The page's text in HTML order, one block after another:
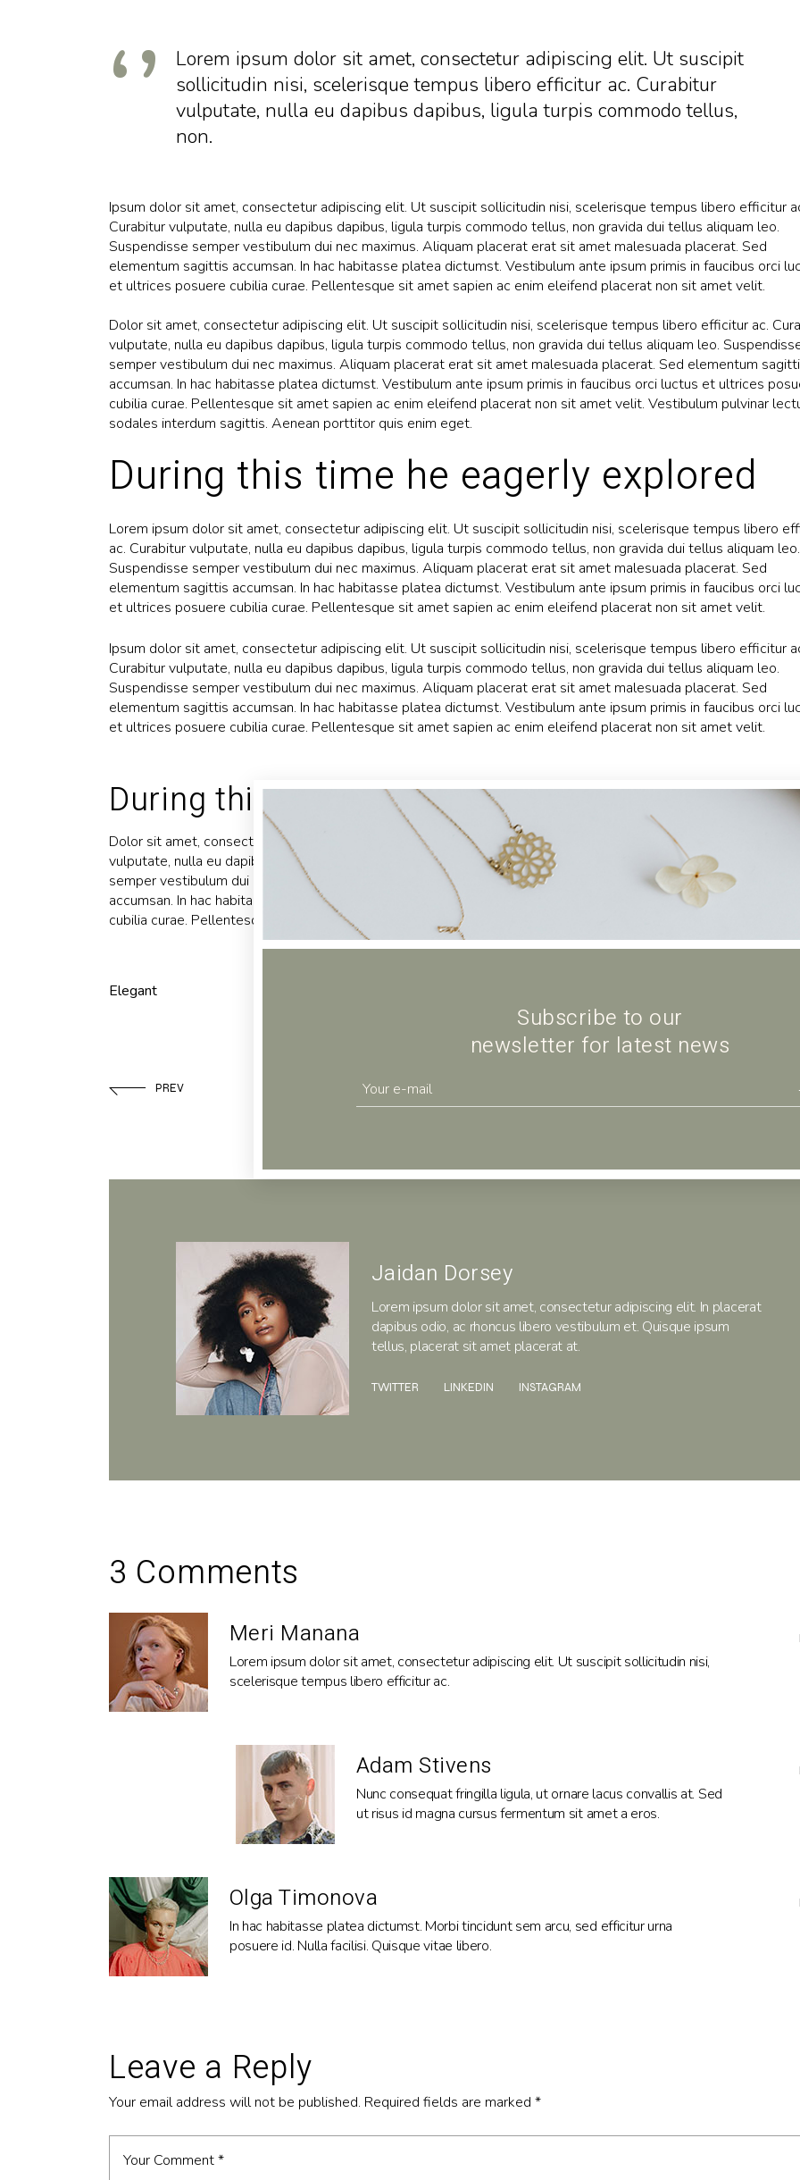
Subscribe to our
newsletter for latest news
Lorem ipsum dolor sit amet, consectetur adipiscing elit. Ut suscipit
sollicitudin nisi, scelerisque tempus libero efficitur ac. Curabitur
vulputate, nulla eu dapibus dapibus, ligula turpis commodo tellus,
non.
Ipsum dolor sit amet, consectetur adipiscing elit. Ut suscipit sollicitudin nisi, scelerisque tempus libero efficitur
Curabitur vulputate, nulla eu dapibus dapibus, ligula turpis commodo tellus, non gravida dui tellus aliquam leo.
Suspendisse semper vestibulum dui nec maximus. Aliquam placerat erat sit amet malesuada placerat. Sed
elementum sagittis accumsan. In hac habitasse platea dictumst. Vestibulum ante ipsum primis in faucibus orci
et ultrices posuere cubilia curae. Pellentesque sit amet sapien ac enim eleifend placerat non sit amet velit.
Dolor sit amet, consectetur adipiscing elit. Ut suscipit sollicitudin nisi, scelerisque tempus libero efficitur ac.
vulputate, nulla eu dapibus dapibus, ligula turpis commodo tellus, non gravida dui tellus aliquam leo.
semper vestibulum dui nec maximus. Aliquam placerat erat sit amet malesuada placerat. Sed elementum
accumsan. In hac habitasse platea dictumst. Vestibulum ante ipsum primis in faucibus orci luctus et ultrices
cubilia curae. Pellentesque sit amet sapien ac enim eleifend placerat non sit amet velit. Vestibulum pulvinar
sodales interdum sagittis. Aenean porttitor quis enim eget.
During this time he eagerly explored
Lorem ipsum dolor sit amet, consectetur adipiscing elit. Ut suscipit sollicitudin nisi, scelerisque tempus libero
ac. Curabitur vulputate, nulla eu dapibus dapibus, ligula turpis commodo tellus, non gravida dui tellus aliquam leo.
Suspendisse semper vestibulum dui nec maximus. Aliquam placerat erat sit amet malesuada placerat. Sed
elementum sagittis accumsan. In hac habitasse platea dictumst. Vestibulum ante ipsum primis in faucibus orci
et ultrices posuere cubilia curae. Pellentesque sit amet sapien ac enim eleifend placerat non sit amet velit.
Ipsum dolor sit amet, consectetur adipiscing elit. Ut suscipit sollicitudin nisi, scelerisque tempus libero efficitur
Curabitur vulputate, nulla eu dapibus dapibus, ligula turpis commodo tellus, non gravida dui tellus aliquam leo.
Suspendisse semper vestibulum dui nec maximus. Aliquam placerat erat sit amet malesuada placerat. Sed
elementum sagittis accumsan. In hac habitasse platea dictumst. Vestibulum ante ipsum primis in faucibus orci
et ultrices posuere cubilia curae. Pellentesque sit amet sapien ac enim eleifend placerat non sit amet velit.
During this time he eagerly explored designing
Dolor sit amet, consectetur adipiscing elit. Ut suscipit sollicitudin nisi, scelerisque tempus libero efficitur ac.
vulputate, nulla eu dapibus dapibus, ligula turpis commodo tellus, non gravida dui tellus aliquam leo. Suspendisse
semper vestibulum dui nec maximus. Aliquam placerat erat sit amet malesuada placerat. Sed elementum sagittis
accumsan. In hac habitasse platea dictumst. Vestibulum ante ipsum primis in faucibus orci luctus et ultrices
cubilia curae. Pellentesque sit amet sapien ac enim eleifend placerat non sit amet..
Elegant
PREV
Jaidan Dorsey
Lorem ipsum dolor sit amet, consectetur adipiscing elit. In placerat
dapibus odio, ac rhoncus libero vestibulum et. Quisque ipsum
tellus, placerat sit amet placerat at.
TWITTER LINKEDIN INSTAGRAM
3 Comments
Meri Manana
Lorem ipsum dolor sit amet, consectetur adipiscing elit. Ut suscipit sollicitudin nisi,
scelerisque tempus libero efficitur ac.
Adam Stivens
Nunc consequat fringilla ligula, ut ornare lacus convallis at. Sed
ut risus id magna cursus fermentum sit amet a eros.
Olga Timonova
In hac habitasse platea dictumst. Morbi tincidunt sem arcu, sed efficitur urna
posuere id. Nulla facilisi. Quisque vitae libero.
Leave a Reply
Your email address will not be published. Required fields are marked *